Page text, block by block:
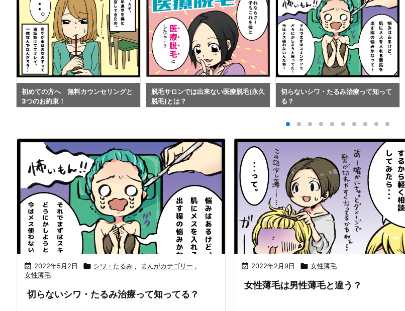
初めての方へ 無料カウンセリングと
3つのお約束！
脱毛サロンでは出来ない医療脱毛(永久
脱毛)とは？
切らないシワ・たるみ治療って知って
る？
 2022年5月2日  シワ・たるみ , まんがカテゴリー ,
女性薄毛
切らないシワ・たるみ治療って知ってる？
 2022年2月9日  女性薄毛
女性薄毛は男性薄毛と違う？